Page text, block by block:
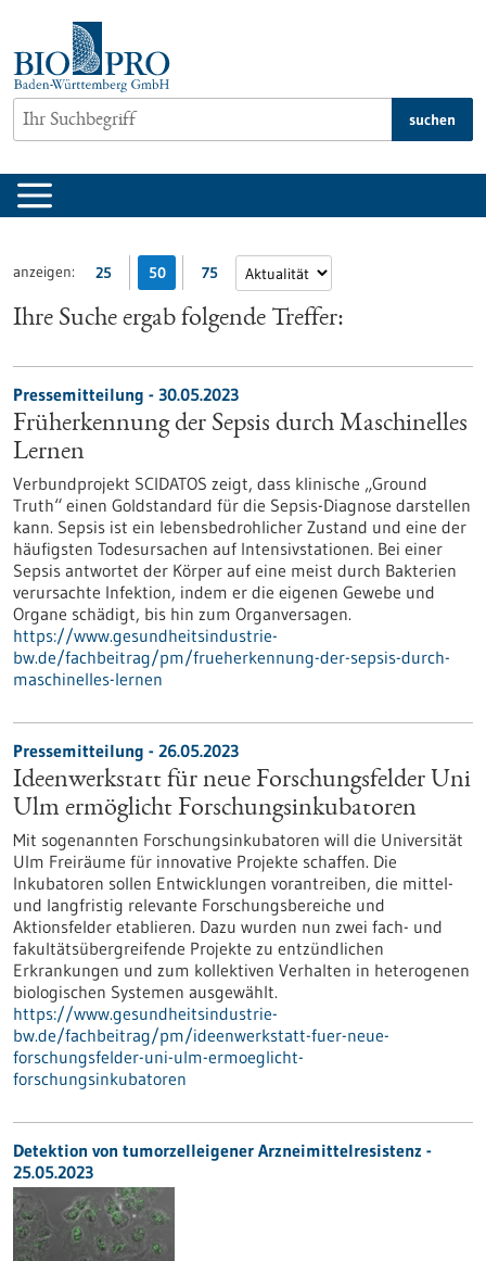
springen
suchen
anzeigen: 25 50 75
Ihre Suche ergab folgende Treffer:
Pressemitteilung - 30.05.2023
Früherkennung der Sepsis durch Maschinelles
Lernen
Verbundprojekt SCIDATOS zeigt, dass klinische „Ground
Truth“ einen Goldstandard für die Sepsis-Diagnose darstellen
kann. Sepsis ist ein lebensbedrohlicher Zustand und eine der
häufigsten Todesursachen auf Intensivstationen. Bei einer
Sepsis antwortet der Körper auf eine meist durch Bakterien
verursachte Infektion, indem er die eigenen Gewebe und
Organe schädigt, bis hin zum Organversagen.
https://www.gesundheitsindustrie-
bw.de/fachbeitrag/pm/frueherkennung-der-sepsis-durch-
maschinelles-lernen
Pressemitteilung - 26.05.2023
Ideenwerkstatt für neue Forschungsfelder Uni
Ulm ermöglicht Forschungsinkubatoren
Mit sogenannten Forschungsinkubatoren will die Universität
Ulm Freiräume für innovative Projekte schaffen. Die
Inkubatoren sollen Entwicklungen vorantreiben, die mittel-
und langfristig relevante Forschungsbereiche und
Aktionsfelder etablieren. Dazu wurden nun zwei fach- und
fakultätsübergreifende Projekte zu entzündlichen
Erkrankungen und zum kollektiven Verhalten in heterogenen
biologischen Systemen ausgewählt.
https://www.gesundheitsindustrie-
bw.de/fachbeitrag/pm/ideenwerkstatt-fuer-neue-
forschungsfelder-uni-ulm-ermoeglicht-
forschungsinkubatoren
Detektion von tumorzelleigener Arzneimittelresistenz -
25.05.2023